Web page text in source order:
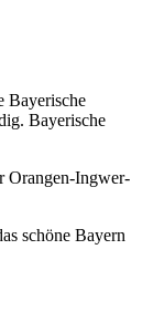
Bayerische
Bayerische
Orangen-Ingwer-
schöne Bayern